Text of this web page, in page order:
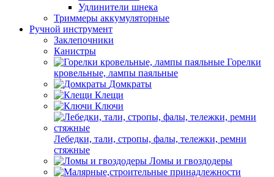
Удлинители шнека
Триммеры аккумуляторные
Ручной инструмент
Заклепочники
Канистры
Горелки
кровельные, лампы паяльные
Домкраты
Клещи
Ключи
Лебедки, тали, стропы, фалы, тележки, ремни
стяжные
Ломы и гвоздодеры